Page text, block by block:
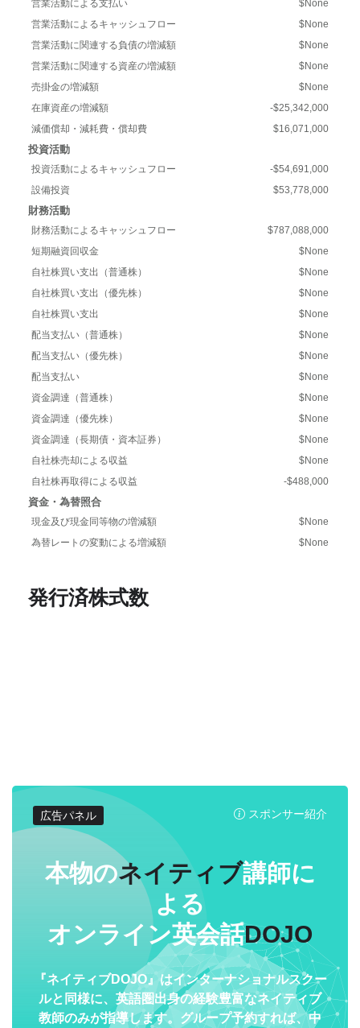
営業活動による支払い
$None
営業活動によるキャッシュフロー
$None
営業活動に関連する負債の増減額
$None
営業活動に関連する資産の増減額
$None
売掛金の増減額
$None
在庫資産の増減額
-$25,342,000
減価償却・減耗費・償却費
$16,071,000
投資活動
投資活動によるキャッシュフロー
-$54,691,000
設備投資
$53,778,000
財務活動
財務活動によるキャッシュフロー
$787,088,000
短期融資回収金
$None
自社株買い支出（普通株）
$None
自社株買い支出（優先株）
$None
自社株買い支出
$None
配当支払い（普通株）
$None
配当支払い（優先株）
$None
配当支払い
$None
資金調達（普通株）
$None
資金調達（優先株）
$None
資金調達（長期債・資本証券）
$None
自社株売却による収益
$None
自社株再取得による収益
-$488,000
資金・為替照合
現金及び現金同等物の増減額
$None
為替レートの変動による増減額
$None
発行済株式数
広告パネル スポンサー紹介
本物のネイティブ講師に
よる
オンライン英会話DOJO
『ネイティブDOJO』はインターナショナルスクー
ルと同様に、英語圏出身の経験豊富なネイティブ
教師のみが指導します。グループ予約すれば、中